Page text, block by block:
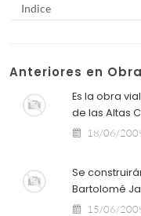
Indice
Anteriores en
Es la obra
de las Altas
18/06/
Se
Bartolomé
15/06/